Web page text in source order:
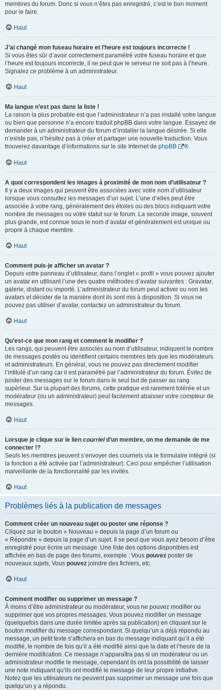
membres du forum. Donc si vous n’êtes pas enregistré, c’est le bon moment
pour le faire.
Haut
J’ai changé mon fuseau horaire et l’heure est toujours incorrecte !
Si vous êtes sûr d’avoir correctement paramétré votre fuseau horaire et que
l’heure est toujours incorrecte, il se peut que le serveur ne soit pas à l’heure.
Signalez ce problème à un administrateur.
Haut
Ma langue n’est pas dans la liste !
La raison la plus probable est que l’administrateur n’a pas installé votre langue
ou bien que personne n’a encore traduit phpBB dans votre langue. Essayez de
demander à un administrateur du forum d’installer la langue désirée. Si elle
n’existe pas, n’hésitez pas à créer et partager une nouvelle traduction. Vous
trouverez davantage d’informations sur le site Internet de phpBB ®.
Haut
A quoi correspondent les images à proximité de mon nom d’utilisateur ?
Il y a deux images qui peuvent être associées avec votre nom d’utilisateur
lorsque vous consultez les messages d’un sujet. L’une d’elles peut être
associée à votre rang, généralement des étoiles ou des blocs indiquant votre
nombre de messages ou votre statut sur le forum. La seconde image, souvent
plus grande, est connue sous le nom d’avatar et généralement est unique ou
propre à chaque membre.
Haut
Comment puis-je afficher un avatar ?
Depuis votre panneau d’utilisateur, dans l’onglet « profil » vous pouvez ajouter
un avatar en utilisant l’une des quatre méthodes d’avatar suivantes : Gravatar,
galerie, distant ou importé. L’administrateur du forum peut activer ou non les
avatars et décider de la manière dont ils sont mis à disposition. Si vous ne
pouvez pas utiliser d’avatar, contactez un administrateur du forum.
Haut
Qu’est-ce que mon rang et comment le modifier ?
Les rangs, qui peuvent être associés au nom d’utilisateur, indiquent le nombre
de messages postés ou identifient certains membres tels que les modérateurs
et administrateurs. En général, vous ne pouvez pas directement modifier
l’intitulé d’un rang car il est paramétré par l’administrateur du forum. Évitez de
poster des messages sur le forum dans le seul but de passer au rang
supérieur. Sur la plupart des forums, cette pratique est rarement tolérée et un
modérateur (ou un administrateur) peut facilement abaisser votre compteur de
messages.
Haut
Lorsque je clique sur le lien courrield’un membre, on me demande de me
connecter !?
Seuls les membres peuvent s’envoyer des courriels via le formulaire intégré (si
la fonction a été activée par l’administrateur). Ceci pour empêcher l’utilisation
malveillante de la fonctionnalité par les invités.
Haut
Problèmes liés à la publication de messages
Comment créer un nouveau sujet ou poster une réponse ?
Cliquez sur le bouton « Nouveau » depuis la page d’un forum ou
« Répondre » depuis la page d’un sujet. Il se peut que vous ayez besoin d’être
enregistré pour écrire un message. Une liste des options disponibles est
affichée en bas de page des forums, exemple : Vous pouvez poster de
nouveaux sujets, Vous pouvez joindre des fichiers, etc.
Haut
Comment modifier ou supprimer un message ?
À moins d’être administrateur ou modérateur, vous ne pouvez modifier ou
supprimer que vos propres messages. Vous pouvez modifier un message
(quelquefois dans une durée limitée après sa publication) en cliquant sur le
bouton modifierdu message correspondant. Si quelqu’un a déjà répondu au
message, un petit texte s’affichera en bas du message indiquant qu’il a été
modifié, le nombre de fois qu’il a été modifié ainsi que la date et l’heure de la
dernière modification. Ce message n’apparaîtra pas si un modérateur ou un
administrateur modifie le message, cependant ils ont la possibilité de laisser
une note indiquant qu’ils ont modifié le message de leur propre initiative.
Notez que les utilisateurs ne peuvent pas supprimer un message une fois que
quelqu’un y a répondu.